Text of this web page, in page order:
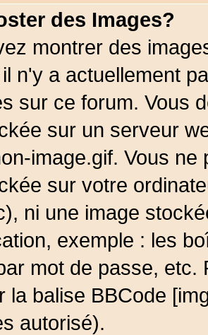
des Images?
montrer des
n'y a actuellement
sur ce forum. Vous
sur un serveur
image.gif. Vous
sur votre
ni une image
exemple : les
mot de passe,
la balise BBCode
autorisé).